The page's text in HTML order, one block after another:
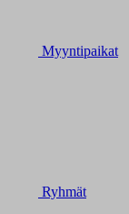
Myyntipaikat
Ryhmät